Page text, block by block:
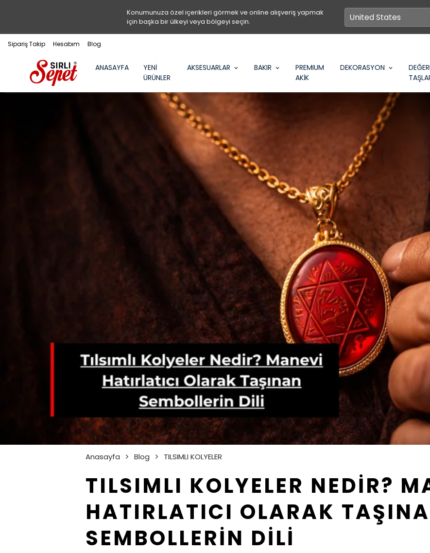
Konumunuza özel içerikleri görmek ve online alışveriş yapmak
için başka bir ülkeyi veya bölgeyi seçin.
Sipariş Takip Hesabım Blog
ANASAYFA
YENİ
ÜRÜNLER
AKSESUARLAR BAKIR
PREMIUM
AKİK
DEKORASYON
Anasayfa Blog TILSIMLI KOLYELER
TILSIMLI KOLYELER NEDİR?
HATIRLATICI OLARAK
SEMBOLLERİN DİLİ